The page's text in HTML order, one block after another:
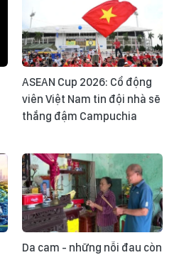
ASEAN Cup 2026: Cổ động
viên Việt Nam tin đội nhà sẽ
thắng đậm Campuchia
Da cam - những nỗi đau còn